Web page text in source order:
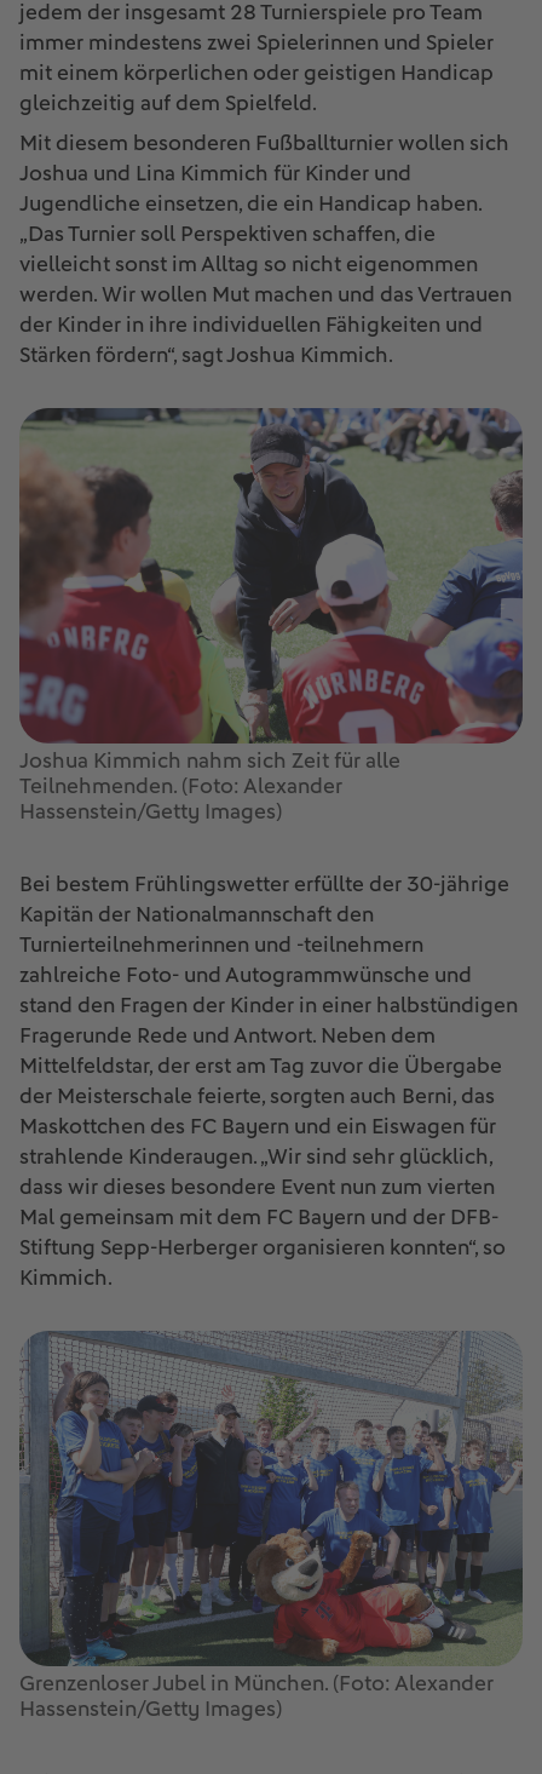
jedem der insgesamt 28 Turnierspiele pro Team
immer mindestens zwei Spielerinnen und Spieler
mit einem körperlichen oder geistigen Handicap
gleichzeitig auf dem Spielfeld.
Mit diesem besonderen Fußballturnier wollen sich
Joshua und Lina Kimmich für Kinder und
Jugendliche einsetzen, die ein Handicap haben.
„Das Turnier soll Perspektiven schaffen, die
vielleicht sonst im Alltag so nicht eigenommen
werden. Wir wollen Mut machen und das Vertrauen
der Kinder in ihre individuellen Fähigkeiten und
Stärken fördern“, sagt Joshua Kimmich.
Joshua Kimmich nahm sich Zeit für alle
Teilnehmenden. (Foto: Alexander
Hassenstein/Getty Images)
Bei bestem Frühlingswetter erfüllte der 30-jährige
Kapitän der Nationalmannschaft den
Turnierteilnehmerinnen und -teilnehmern
zahlreiche Foto- und Autogrammwünsche und
stand den Fragen der Kinder in einer halbstündigen
Fragerunde Rede und Antwort. Neben dem
Mittelfeldstar, der erst am Tag zuvor die Übergabe
der Meisterschale feierte, sorgten auch Berni, das
Maskottchen des FC Bayern und ein Eiswagen für
strahlende Kinderaugen. „Wir sind sehr glücklich,
dass wir dieses besondere Event nun zum vierten
Mal gemeinsam mit dem FC Bayern und der DFB-
Stiftung Sepp-Herberger organisieren konnten“, so
Kimmich.
Grenzenloser Jubel in München. (Foto: Alexander
Hassenstein/Getty Images)